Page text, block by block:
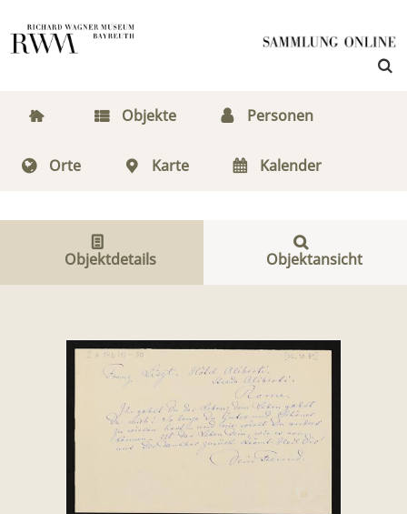
Objekte Personen
Orte Karte Kalender
Objektdetails Objektansicht